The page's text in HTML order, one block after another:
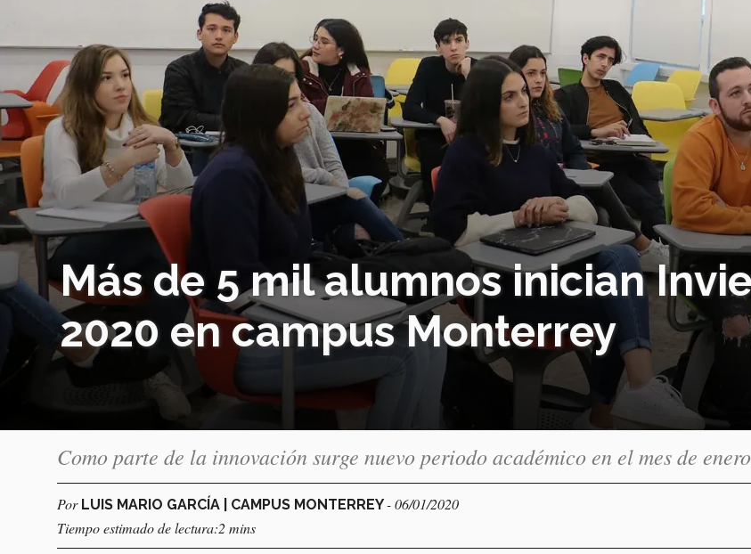
Más de 5 mil alumnos inician
2020 en campus Monterrey
Como parte de la innovación surge nuevo periodo académico en el mes de
Por LUIS MARIO GARCÍA | CAMPUS MONTERREY- 06/01/2020
Tiempo estimado de lectura:2 mins